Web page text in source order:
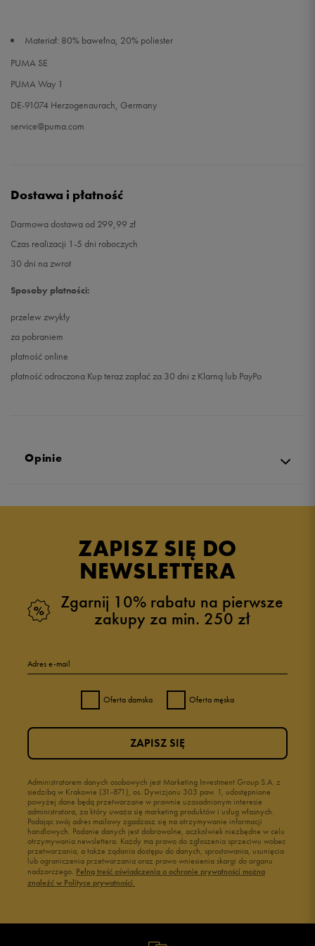
Materiał: 80% bawełna, 20% poliester
PUMA SE
PUMA Way 1
DE-91074 Herzogenaurach, Germany
service@puma.com
Dostawa i płatność
Darmowa dostawa od 299,99 zł
Czas realizacji 1-5 dni roboczych
30 dni na zwrot
Sposoby płatności:
przelew zwykły
za pobraniem
płatność online
płatność odroczona Kup teraz zapłać za 30 dni z Klarną lub PayPo
Opinie
ZAPISZ SIĘ DO
NEWSLETTERA
Zgarnij 10% rabatu na pierwsze
zakupy za min. 250 zł
Adres e-mail
Oferta damska Oferta męska
Administratorem danych osobowych jest Marketing Investment Group S.A. z
siedzibą w Krakowie (31-871), os. Dywizjonu 303 paw. 1, udostępnione
powyżej dane będą przetwarzane w prawnie uzasadnionym interesie
administratora, za który uważa się marketing produktów i usług własnych.
Podając swój adres mailowy zgadzasz się na otrzymywanie informacji
handlowych. Podanie danych jest dobrowolne, aczkolwiek niezbędne w celu
otrzymywania newslettera. Każdy ma prawo do zgłoszenia sprzeciwu wobec
przetwarzania, a także żądania dostępu do danych, sprostowania, usunięcia
lub ograniczenia przetwarzania oraz prawo wniesienia skargi do organu
nadzorczego. Pełną treść oświadczenia o ochronie prywatności można
znaleźć w Polityce prywatności.
ZAPISZ SIĘ